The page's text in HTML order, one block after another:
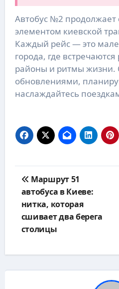
Автобус №2 продолжает
элементом киевской
Каждый рейс — это
города, где
районы и ритмы жизни.
обновлениями,
наслаждайтесь
по
записям
Маршрут 51
автобуса в Киеве:
нитка, которая
сшивает два берега
столицы